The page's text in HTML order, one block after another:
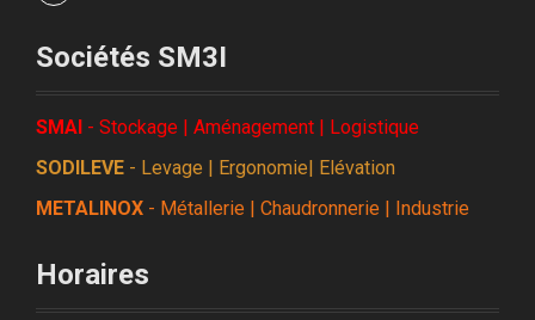
Sociétés SM3I
SMAI - Stockage | Aménagement | Logistique
SODILEVE - Levage | Ergonomie| Elévation
METALINOX - Métallerie | Chaudronnerie | Industrie
Horaires